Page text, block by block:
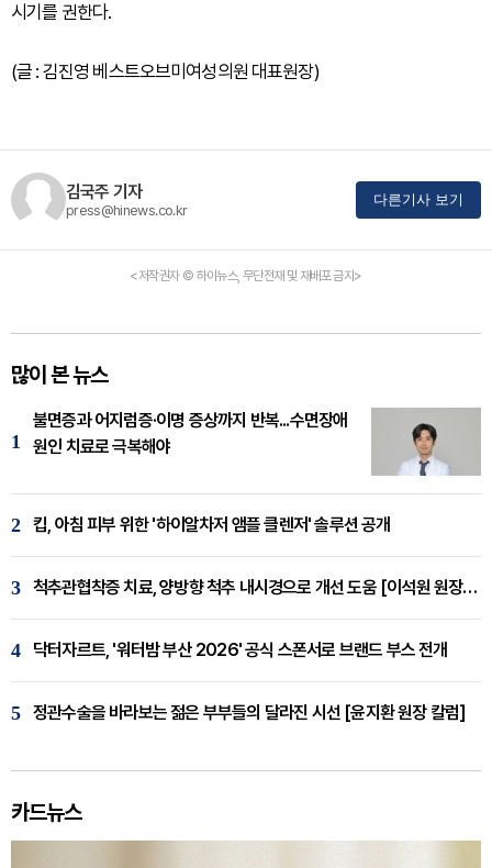
시기를 권한다.
(글 : 김진영 베스트오브미여성의원 대표원장)
김국주 기자
press@hinews.co.kr
다른기사 보기
<저작권자 © 하이뉴스, 무단전재 및 재배포 금지>
많이 본 뉴스
1
불면증과 어지럼증·이명 증상까지 반복...수면장애
원인 치료로 극복해야
2 킵, 아침 피부 위한 '하이알차저 앰플 클렌저' 솔루션 공개
3 척추관협착증 치료, 양방향 척추 내시경으로 개선 도움 [이석원 원장 칼럼]
4 닥터자르트, '워터밤 부산 2026' 공식 스폰서로 브랜드 부스 전개
5 정관수술을 바라보는 젊은 부부들의 달라진 시선 [윤지환 원장 칼럼]
카드뉴스